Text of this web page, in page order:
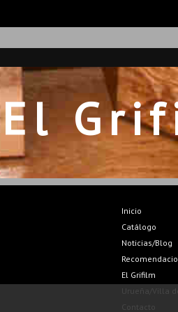
El
Inicio
Catálogo
Noticias/Blog
El Grifilm
Urueña/Villa
Contacto